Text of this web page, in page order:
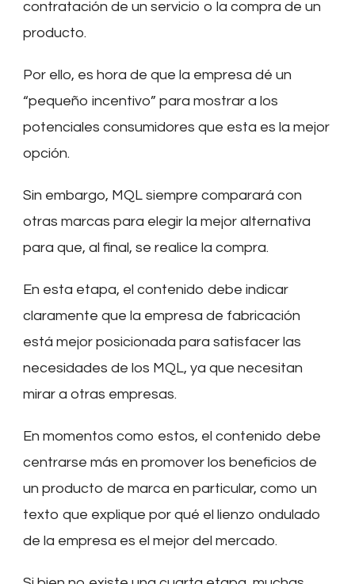
contratación de un servicio o la compra de un
producto.
Por ello, es hora de que la empresa dé un
“pequeño incentivo” para mostrar a los
potenciales consumidores que esta es la mejor
opción.
Sin embargo, MQL siempre comparará con
otras marcas para elegir la mejor alternativa
para que, al final, se realice la compra.
En esta etapa, el contenido debe indicar
claramente que la empresa de fabricación
está mejor posicionada para satisfacer las
necesidades de los MQL, ya que necesitan
mirar a otras empresas.
En momentos como estos, el contenido debe
centrarse más en promover los beneficios de
un producto de marca en particular, como un
texto que explique por qué el lienzo ondulado
de la empresa es el mejor del mercado.